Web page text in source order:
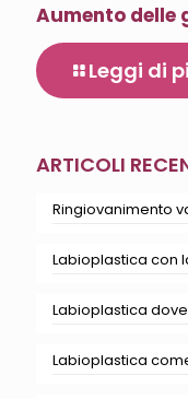
Aumento delle
Leggi di
ARTICOLI
Ringiovanimento
Labioplastica con
Labioplastica
Labioplastica